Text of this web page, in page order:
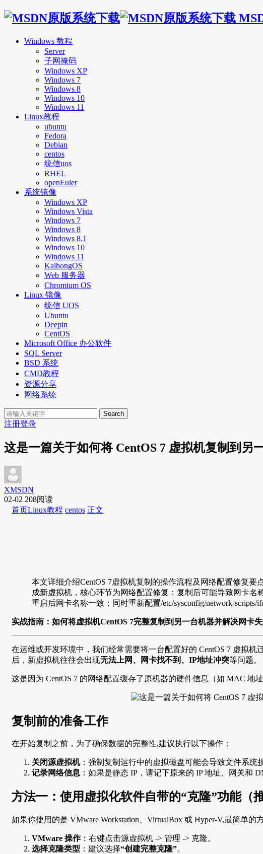
Windows 教程
Server
子网掩码
Windows XP
Windows 7
Windows 8
Windows 10
Windows 11
Linux教程
ubuntu
Fedora
Debian
centos
统信uos
RHEL
openEuler
系统镜像
Windows XP
Windows Vista
Windows 7
Windows 8
Windows 8.1
Windows 10
Windows 11
KaihongOS
Web 服务器
Chromium OS
Linux 镜像
统信 UOS
Ubuntu
Deepin
CentOS
Microsoft Office 办公软件
SQL Server
BSD 系统
CMD教程
资源分享
网络系统
Search
注册登录
这是一篇关于如何将 CentOS 7 虚拟机复制到
XMSDN
02-02 208阅读
首页Linux教程 centos 正文
本文详细介绍CentOS 7虚拟机复制的操作流程及网络配置修复
成新虚拟机，核心环节为网络配置修复：复制后可能导致网卡名
重启后网卡名称一致；同时重新配置/etc/sysconfig/network-
实战指南：如何将虚拟机CentOS 7完整复制到另一台机器并解决网卡
在运维或开发环境中，我们经常需要将一台配置好的 CentOS 7 虚拟
后，新虚拟机往往会出现无法上网、网卡找不到、IP地址冲突等问题。
这是因为 CentOS 7 的网络配置缓存了原机器的硬件信息（如 MAC 地
复制前的准备工作
在开始复制之前，为了确保数据的完整性,建议执行以下操作：
关闭源虚拟机：强制复制运行中的虚拟磁盘可能会导致文件系统
记录网络信息 ：如果是静态 IP，请记下原来的 IP 地址、网关和
方法一：使用虚拟化软件自带的“克隆”功能（推
如果你使用的是 VMware Workstation、VirtualBox 或 Hyper-V,最简单的
VMware 操作：右键点击源虚拟机 -> 管理 -> 克隆。
选择克隆类型 ：建议选择“创建完整克隆”。